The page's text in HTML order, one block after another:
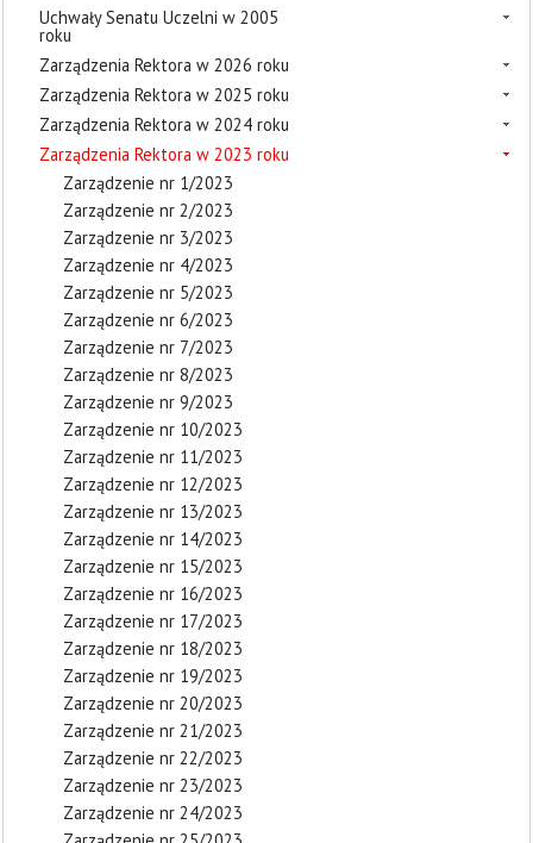
Uchwały Senatu Uczelni w 2005
roku
Zarządzenia Rektora w 2026 roku
Zarządzenia Rektora w 2025 roku
Zarządzenia Rektora w 2024 roku
Zarządzenia Rektora w 2023 roku
Zarządzenie nr 1/2023
Zarządzenie nr 2/2023
Zarządzenie nr 3/2023
Zarządzenie nr 4/2023
Zarządzenie nr 5/2023
Zarządzenie nr 6/2023
Zarządzenie nr 7/2023
Zarządzenie nr 8/2023
Zarządzenie nr 9/2023
Zarządzenie nr 10/2023
Zarządzenie nr 11/2023
Zarządzenie nr 12/2023
Zarządzenie nr 13/2023
Zarządzenie nr 14/2023
Zarządzenie nr 15/2023
Zarządzenie nr 16/2023
Zarządzenie nr 17/2023
Zarządzenie nr 18/2023
Zarządzenie nr 19/2023
Zarządzenie nr 20/2023
Zarządzenie nr 21/2023
Zarządzenie nr 22/2023
Zarządzenie nr 23/2023
Zarządzenie nr 24/2023